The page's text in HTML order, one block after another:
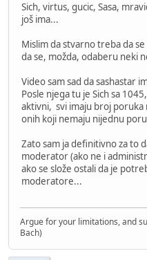
Sich, virtus, gucic, Sasa,
još ima...
Mislim da stvarno treba da
da se, možda, odaberu neki
Video sam sad da sashastar
Posle njega tu je Sich sa
aktivni, svi imaju broj poruka
onih koji nemaju nijednu
Zato sam ja definitivno za to
moderator (ako ne i
ako se slože ostali da je
moderatore...
Argue for your limitations, and
Bach)